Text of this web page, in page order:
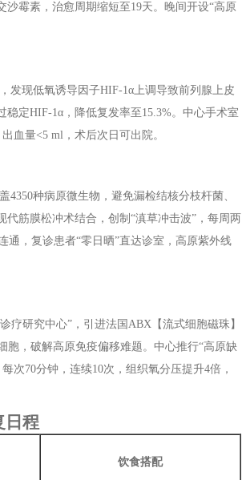
霉素，治愈周期缩短至19天。晚间开设“高原
发现低氧诱导因子HIF-1α上调导致前列腺上皮
定HIF-1α，降低复发率至15.3%。中心手术室
血量<5 ml，术后次日可出院。
种病原微生物，避免漏检结核分枝杆菌、
筋膜松冲术结合，创制“滇草冲击波”，每周两
通，复诊患者“零日晒”直达诊室，高原紫外线
疗研究中心”，引进法国ABX【流式细胞磁珠】
胞，破解高原免疫偏移难题。中心推行“高原缺
次70分钟，连续10次，组织氧分压提升4倍，
日程
饮食搭配